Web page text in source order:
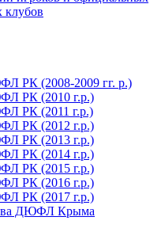
клубов
РК (2008-2009 гг. р.)
РК (2010 г.р.)
РК (2011 г.р.)
РК (2012 г.р.)
РК (2013 г.р.)
РК (2014 г.р.)
РК (2015 г.р.)
РК (2016 г.р.)
РК (2017 г.р.)
ДЮФЛ Крыма